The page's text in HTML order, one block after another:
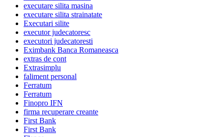
executare silita masina
executare silita strainatate
Executari silite
executor judecatoresc
executori judecatoresti
Eximbank Banca Romaneasca
extras de cont
Extrasimplu
faliment personal
Ferratum
Ferratum
Finopro IFN
firma recuperare creante
First Bank
First Bank